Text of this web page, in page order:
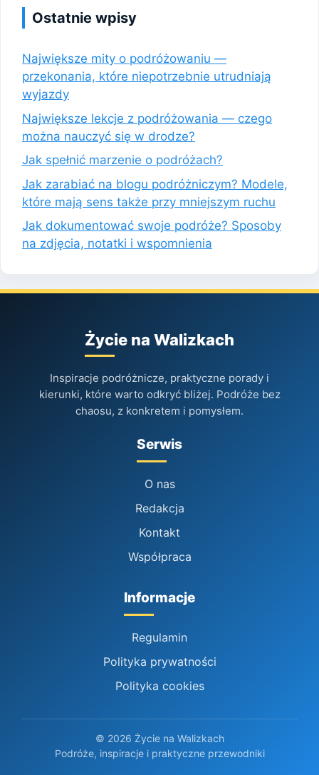
Ostatnie wpisy
Największe mity o podróżowaniu —
przekonania, które niepotrzebnie utrudniają
wyjazdy
Największe lekcje z podróżowania — czego
można nauczyć się w drodze?
Jak spełnić marzenie o podróżach?
Jak zarabiać na blogu podróżniczym? Modele,
które mają sens także przy mniejszym ruchu
Jak dokumentować swoje podróże? Sposoby
na zdjęcia, notatki i wspomnienia
Życie na Walizkach
Inspiracje podróżnicze, praktyczne porady i
kierunki, które warto odkryć bliżej. Podróże bez
chaosu, z konkretem i pomysłem.
Serwis
O nas
Redakcja
Kontakt
Współpraca
Informacje
Regulamin
Polityka prywatności
Polityka cookies
© 2026 Życie na Walizkach
Podróże, inspiracje i praktyczne przewodniki